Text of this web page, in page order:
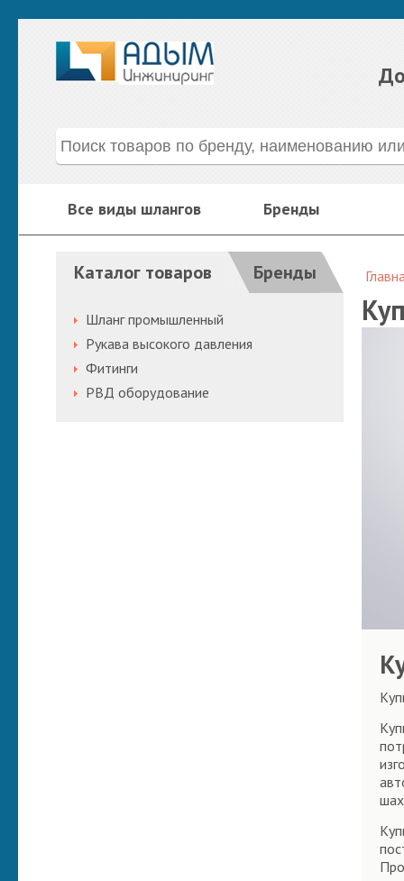
Все виды шлангов Бренды
Каталог товаров Бренды
Шланг промышленный
Рукава высокого давления
Фитинги
РВД оборудование